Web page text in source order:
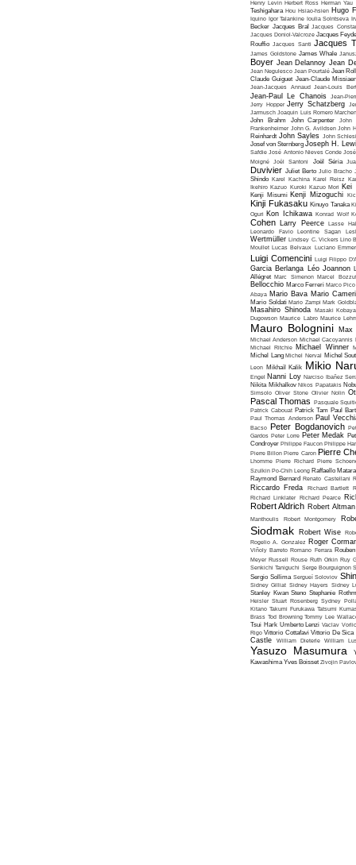
Henry Levin Herbert Ross Herman Yau
Teshigahara Hou Hsiao-hsien Hugo
Iquino Igor Talankine Ioulia Solntseva
Becker Jacques Bral Jacques
Jacques Doniol-Valcroze Jacques
Rouffio Jacques Santi Jacques
James Goldstone James Whale
Boyer Jean Delannoy Jean
Jean Negulesco Jean Pourtalé Jean
Claude Guiguet Jean-Claude
Jean-Jacques Annaud Jean-Louis
Jean-Paul Le Chanois
Jean-
Jerry Hopper Jerry Schatzberg
Jarmusch Joaquin Luis Romero
John Brahm
John Carpenter
John
Frankenheimer John G. Avildsen John
Reinhardt John Sayles John
Josef von Sternberg Joseph H.
Safdie José Antonio Nieves Conde
Moigné Joël Santoni Joël Séria
Duvivier Juliet Berto Julio Bracho
Shindo Karel Kachina Karel Reisz
Ikehiro Kazuo Kuroki Kazuo Mori Kei
Kenji Misumi Kenji Mizoguchi
Kinji Fukasaku Kinuyo Tanaka
Oguri Kon Ichikawa Konrad Wolf
Cohen Larry Peerce
Lasse
Leonardo Favio
Leontine Sagan
Wertmüller Lindsey C. Vickers Lino
Moullet Lucas Belvaux Luciano Emmer
Luigi Comencini Luigi Filippo
Garcia Berlanga Léo Joannon
Allégret Marc Simenon Marcel
Bellocchio Marco Ferreri Marco Pico
Abaya Mario Bava Mario
Mario Soldati Mario Zampi Mark
Masahiro Shinoda Masaki
Dugowson Maurice Labro Maurice
Mauro Bolognini Max
Michael Anderson Michael Cacoyannis
Michael Ritchie Michael Winner
Michel Lang Michel Nerval Michel
Leon Mikhaïl Kalik Mikio
Engel Nanni Loy Narciso Ibañez
Nikita Mikhalkov Nikos Papatakis
Simsolo Oliver Stone Olivier Nolin
Pascal Thomas Pasquale
Patrick Cabouat Patrick Tam Paul
Paul Thomas Anderson Paul
Bacso Peter Bogdanovich
Gardos Peter Lorre Peter Medak
Condroyer Philippe Faucon Philippe
Pierre Billon Pierre Caron Pierre
Lhomme Pierre Richard Pierre
Szulkin Po-Chih Leong Raffaello
Raymond Bernard Renato Castellani
Riccardo Freda Richard Bartlett
Richard Linklater Richard Pearce
Robert Aldrich Robert Altman
Manthoulis Robert Montgomery
Siodmak Robert Wise
Rogelio A. Gonzalez Roger
Viñoly Barreto Romano Ferrara
Meyer Russell Rouse Ruth Orkin Ruy
Senkichi Taniguchi Serge Bourguignon
Sergio Sollima Sergueï Soloviov
Sidney Gilliat Sidney Hayers Sidney
Stanley Kwan Steno Stephanie
Heisler Stuart Rosenberg Sydney
Kitano Takumi Furukawa Tatsumi
Brass Tod Browning Tommy Lee
Tsui Hark Umberto Lenzi Vaclav
Rigo Vittorio Cottafavi Vittorio De Sica
Castle William Dieterle William
Yasuzo Masumura
Kawashima Yves Boisset Zivojin